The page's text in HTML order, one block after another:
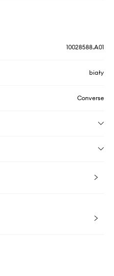
10028588.A01
biały
Converse